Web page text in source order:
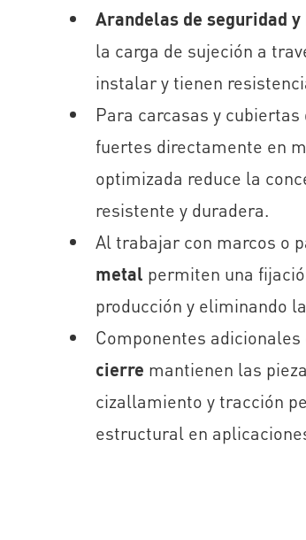
Arandelas de seguridad y
la carga de sujeción a
instalar y tienen
Para carcasas y
fuertes directamente en
optimizada reduce la
resistente y duradera.
Al trabajar con marcos o
metal permiten una
producción y eliminando
Componentes adicionales
cierre mantienen las
cizallamiento y tracción
estructural en